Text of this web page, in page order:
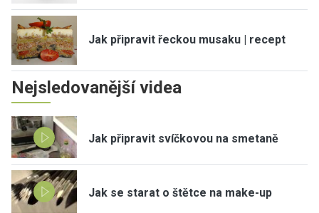
Jak připravit řeckou musaku | recept
Nejsledovanější videa
Jak připravit svíčkovou na smetaně
Jak se starat o štětce na make-up